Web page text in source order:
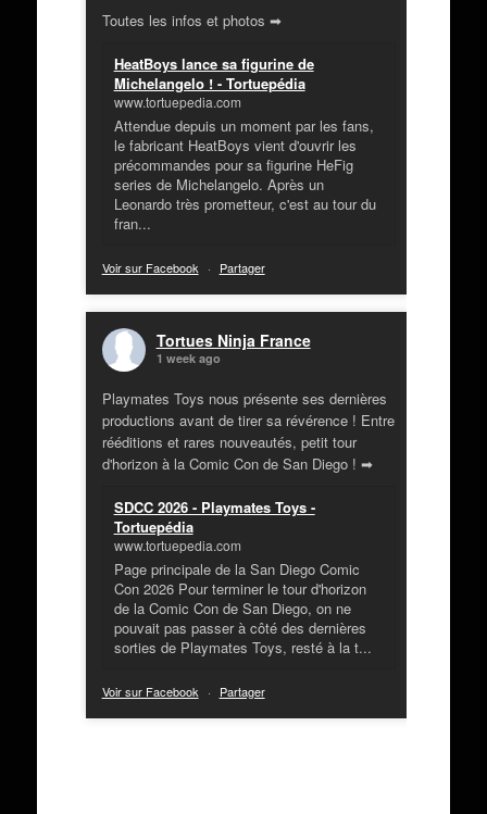
Toutes les infos et photos ➡
HeatBoys lance sa figurine de
Michelangelo ! - Tortuepédia
www.tortuepedia.com
Attendue depuis un moment par les fans,
le fabricant HeatBoys vient d'ouvrir les
précommandes pour sa figurine HeFig
series de Michelangelo. Après un
Leonardo très prometteur, c'est au tour du
fran...
Voir sur Facebook · Partager
Tortues Ninja France
1 week ago
Playmates Toys nous présente ses dernières
productions avant de tirer sa révérence ! Entre
rééditions et rares nouveautés, petit tour
d'horizon à la Comic Con de San Diego ! ➡
SDCC 2026 - Playmates Toys -
Tortuepédia
www.tortuepedia.com
Page principale de la San Diego Comic
Con 2026 Pour terminer le tour d'horizon
de la Comic Con de San Diego, on ne
pouvait pas passer à côté des dernières
sorties de Playmates Toys, resté à la t...
Voir sur Facebook · Partager